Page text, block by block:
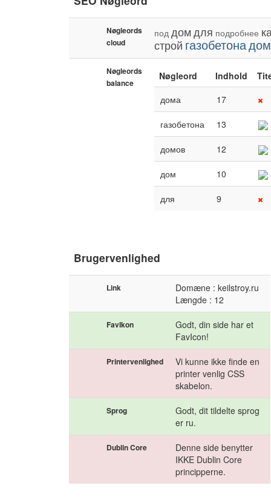
Nøgleords
cloud
под домдля подробнее
строй газобетона
Nøgleords
balance
Nøgleord Indhold
дома
17
газобетона 13
домов 12
дом 10
для 9
Brugervenlighed
Link
Domæne : keilstroy.ru
Længde : 12
FavIkon
Godt, din side har et
FavIcon!
Printervenlighed
Vi kunne ikke finde en
printer venlig CSS
skabelon.
Sprog
Godt, dit tildelte sprog
er ru.
Dublin Core
Denne side benytter
IKKE Dublin Core
principperne.